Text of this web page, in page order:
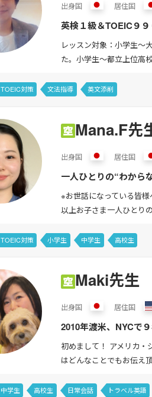
出身国 居住国
英検１級＆TOEIC９
レッスン対象：小学生〜
た。小学生〜都立上位高
TOEIC対策 文法指導 英文添削
Mana.F先
出身国 居住国
一人ひとりの“わから
ートします。 8月の
※お世話になっている皆
以上お子さま一人ひとり
TOEIC対策 小学生 中学生 高校生
Maki先生
出身国 居住国
2010年渡米、NYCで
2025年１０月で
初めまして！ アメリカ・
はどんなことでもお伝え
中学生 高校生 日常会話 トラベル英語